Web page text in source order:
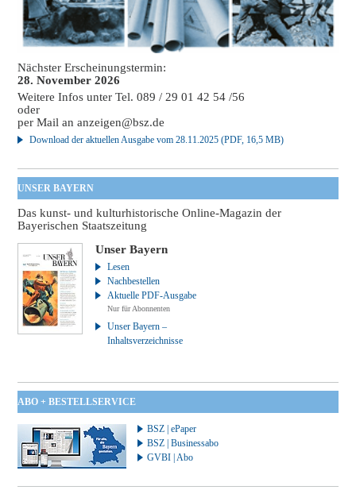
Nächster Erscheinungstermin:
28. November 2026
Weitere Infos unter Tel. 089 / 29 01 42 54 /56
oder
per Mail ananzeigen@bsz.de
Download der aktuellen Ausgabe vom 28.11.2025 (PDF, 16,5 MB)
UNSER BAYERN
Das kunst- und kulturhistorische Online-Magazin der
Bayerischen Staatszeitung
Unser Bayern
Lesen
Nachbestellen
Aktuelle PDF-Ausgabe
Nur für Abonnenten
Unser Bayern –
Inhaltsverzeichnisse
ABO + BESTELLSERVICE
BSZ | ePaper
BSZ | Businessabo
GVBI | Abo